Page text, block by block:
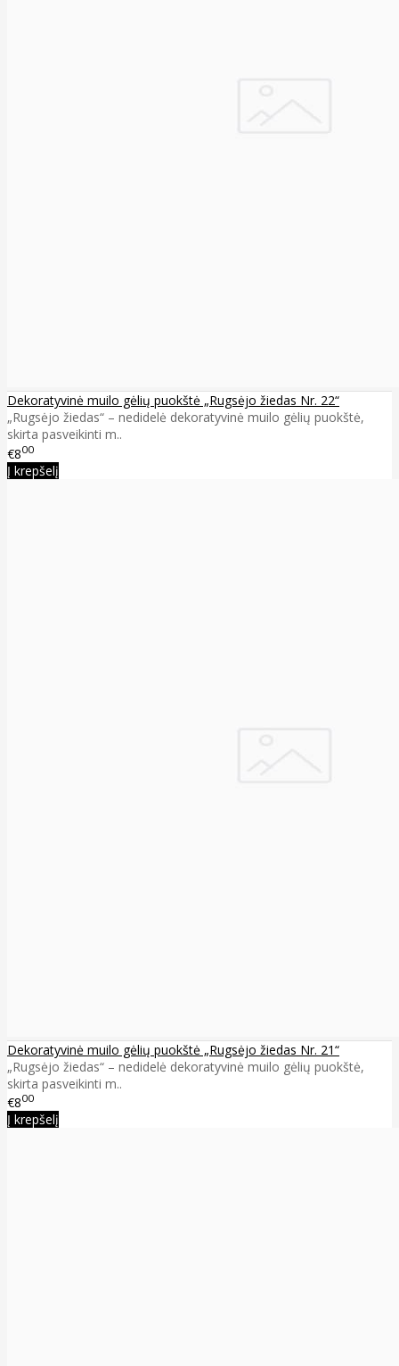
Dekoratyvinė muilo gėlių puokštė „Rugsėjo žiedas Nr. 22“
„Rugsėjo žiedas“ – nedidelė dekoratyvinė muilo gėlių puokštė,
skirta pasveikinti m..
€800
Į krepšelį
Dekoratyvinė muilo gėlių puokštė „Rugsėjo žiedas Nr. 21“
„Rugsėjo žiedas“ – nedidelė dekoratyvinė muilo gėlių puokštė,
skirta pasveikinti m..
€800
Į krepšelį